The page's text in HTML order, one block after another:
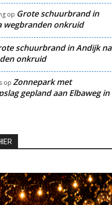
op Grote schuurbrand in
wegbranden onkruid
schuurbrand in Andijk na
onkruid
op Zonnepark met
gepland aan Elbaweg in